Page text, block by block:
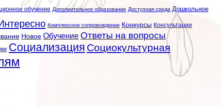
обучение Дополнительное образование Доступная среда Дошкольное
Комплексное сопровождение Конкурсы Консультации
Новое Обучение Ответы на вопросы
Социализация Социокультурная